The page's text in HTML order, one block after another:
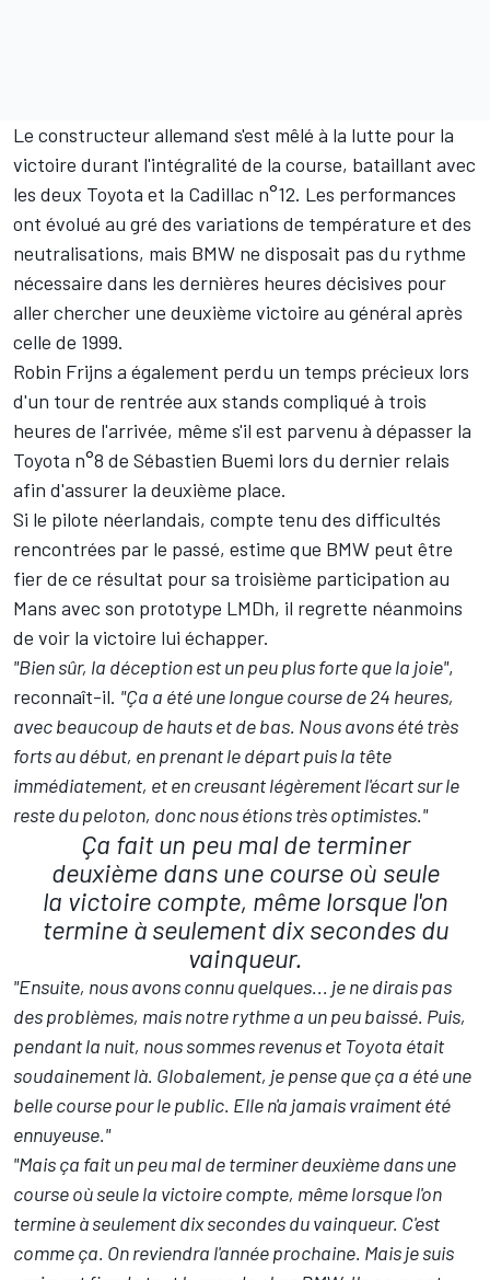
Le constructeur allemand s'est mêlé à la lutte pour la
victoire durant l'intégralité de la course, bataillant avec
les deux Toyota et la Cadillac n°12. Les performances
ont évolué au gré des variations de température et des
neutralisations, mais BMW ne disposait pas du rythme
nécessaire dans les dernières heures décisives pour
aller chercher une deuxième victoire au général après
celle de 1999.
Robin Frijns a également perdu un temps précieux lors
d'un tour de rentrée aux stands compliqué à trois
heures de l'arrivée, même s'il est parvenu à dépasser la
Toyota n°8 de Sébastien Buemi lors du dernier relais
afin d'assurer la deuxième place.
Si le pilote néerlandais, compte tenu des difficultés
rencontrées par le passé, estime que BMW peut être
fier de ce résultat pour sa troisième participation au
Mans avec son prototype LMDh, il regrette néanmoins
de voir la victoire lui échapper.
"Bien sûr, la déception est un peu plus forte que la joie",
reconnaît-il. "Ça a été une longue course de 24 heures,
avec beaucoup de hauts et de bas. Nous avons été très
forts au début, en prenant le départ puis la tête
immédiatement, et en creusant légèrement l'écart sur le
reste du peloton, donc nous étions très optimistes."
Ça fait un peu mal de terminer
deuxième dans une course où seule
la victoire compte, même lorsque l'on
termine à seulement dix secondes du
vainqueur.
"Ensuite, nous avons connu quelques... je ne dirais pas
des problèmes, mais notre rythme a un peu baissé. Puis,
pendant la nuit, nous sommes revenus et Toyota était
soudainement là. Globalement, je pense que ça a été une
belle course pour le public. Elle n'a jamais vraiment été
ennuyeuse."
"Mais ça fait un peu mal de terminer deuxième dans une
course où seule la victoire compte, même lorsque l'on
termine à seulement dix secondes du vainqueur. C'est
comme ça. On reviendra l'année prochaine. Mais je suis